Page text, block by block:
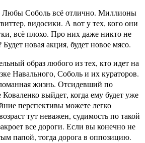
Соболь всё отлично. Миллионы
видосики. А вот у тех, кого они
всё плохо. Про них даже никто не
новая акция, будет новое мясо.
образ любого из тех, кто идет на
Навального, Соболь и их кураторов.
жизнь. Отсидевший по
Коваленко выйдет, когда ему будет уже
перспективы можете легко
тут неважен, судимость по такой
все дороги. Если вы конечно не
папой, тогда дорога в оппозицию.